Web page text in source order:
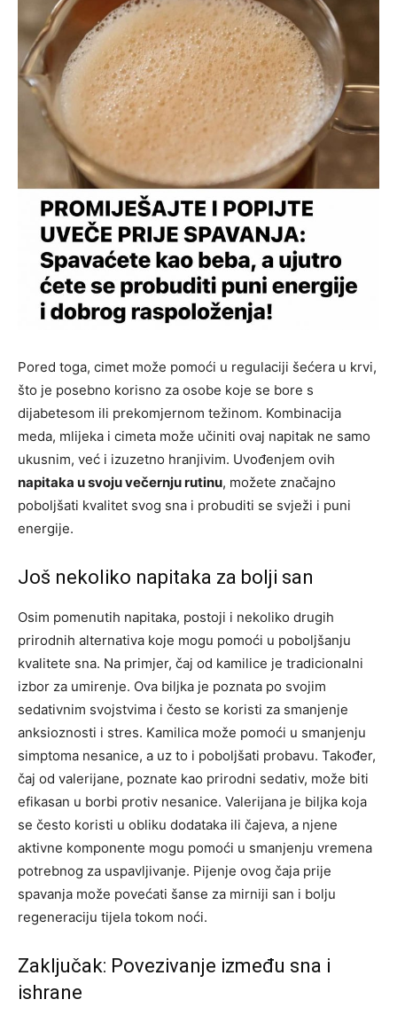
Pored toga, cimet može pomoći u regulaciji šećera u krvi,
što je posebno korisno za osobe koje se bore s
dijabetesom ili prekomjernom težinom. Kombinacija
meda, mlijeka i cimeta može učiniti ovaj napitak ne samo
ukusnim, već i izuzetno hranjivim. Uvođenjem ovih
napitaka u svoju večernju rutinu, možete značajno
poboljšati kvalitet svog sna i probuditi se svježi i puni
energije.
Još nekoliko napitaka za bolji san
Osim pomenutih napitaka, postoji i nekoliko drugih
prirodnih alternativa koje mogu pomoći u poboljšanju
kvalitete sna. Na primjer, čaj od kamilice je tradicionalni
izbor za umirenje. Ova biljka je poznata po svojim
sedativnim svojstvima i često se koristi za smanjenje
anksioznosti i stres. Kamilica može pomoći u smanjenju
simptoma nesanice, a uz to i poboljšati probavu. Također,
čaj od valerijane, poznate kao prirodni sedativ, može biti
efikasan u borbi protiv nesanice. Valerijana je biljka koja
se često koristi u obliku dodataka ili čajeva, a njene
aktivne komponente mogu pomoći u smanjenju vremena
potrebnog za uspavljivanje. Pijenje ovog čaja prije
spavanja može povećati šanse za mirniji san i bolju
regeneraciju tijela tokom noći.
Zaključak: Povezivanje između sna i
ishrane